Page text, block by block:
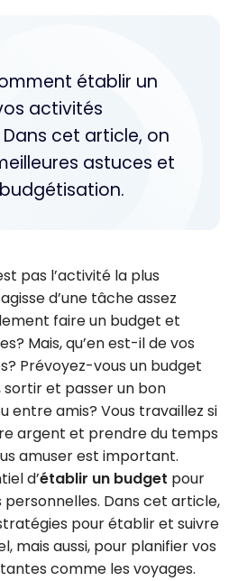
établir un
activités
cet article, on
astuces et
pas l’activité la plus
d’une tâche assez
faire un budget et
Mais, qu’en est-il de vos
Prévoyez-vous un budget
et passer un bon
entre amis? Vous travaillez si
argent et prendre du temps
amuser est important.
d’établir un budget pour
Dans cet article,
pour établir et suivre
mais aussi, pour planifier vos
comme les voyages.